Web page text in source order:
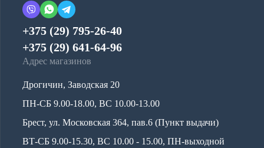
+375 (29) 795-26-40
+375 (29) 641-64-96
Адрес магазинов
Дрогичин, Заводская 20
ПН-СБ 9.00-18.00, ВС 10.00-13.00
Брест, ул. Московская 364, пав.6 (Пункт выдачи)
ВТ-СБ 9.00-15.30, ВС 10.00 - 15.00, ПН-выходной